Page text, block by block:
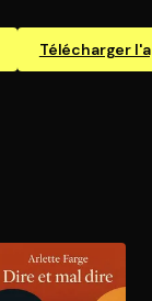
Télécharger